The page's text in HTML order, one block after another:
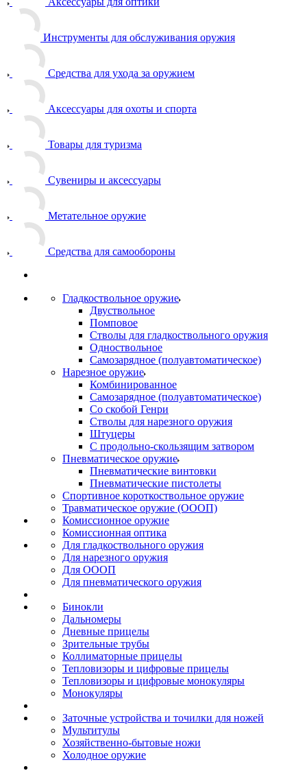
Инструменты для обслуживания оружия
Средства для ухода за оружием
Аксессуары для охоты и спорта
Товары для туризма
Сувениры и аксессуары
Метательное оружие
Средства для самообороны
Гладкоствольное оружие
Двуствольное
Помповое
Стволы для гладкоствольного оружия
Одноствольное
Самозарядное (полуавтоматическое)
Нарезное оружие
Комбинированное
Самозарядное (полуавтоматическое)
Со скобой Генри
Стволы для нарезного оружия
Штуцеры
С продольно-скользящим затвором
Пневматическое оружие
Пневматические винтовки
Пневматические пистолеты
Спортивное короткоствольное оружие
Травматическое оружие (ОООП)
Комиссионное оружие
Комиссионная оптика
Для гладкоствольного оружия
Для нарезного оружия
Для ОООП
Для пневматического оружия
Бинокли
Дальномеры
Дневные прицелы
Зрительные трубы
Коллиматорные прицелы
Тепловизоры и цифровые прицелы
Тепловизоры и цифровые монокуляры
Монокуляры
Заточные устройства и точилки для ножей
Мультитулы
Хозяйственно-бытовые ножи
Холодное оружие